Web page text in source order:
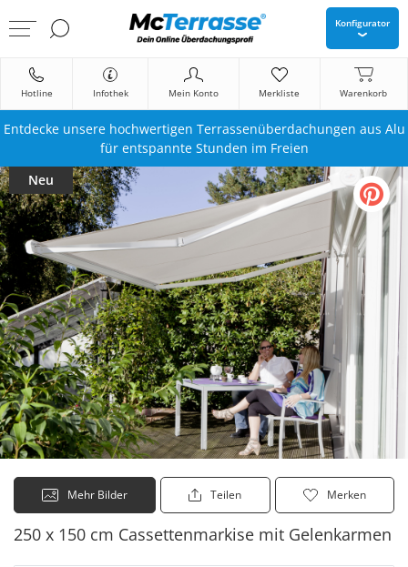
Konfigurator
Hotline Infothek Mein Konto Merkliste Warenkorb
Entdecke unsere hochwertigen Terrassenüberdachungen aus Alu
für entspannte Stunden im Freien
Neu
Mehr Bilder Teilen Merken
250 x 150 cm Cassettenmarkise mit Gelenkarmen